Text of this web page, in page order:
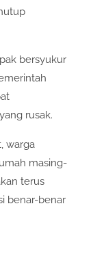
bersyukur
rusak.
warga
masing-
terus
benar-benar